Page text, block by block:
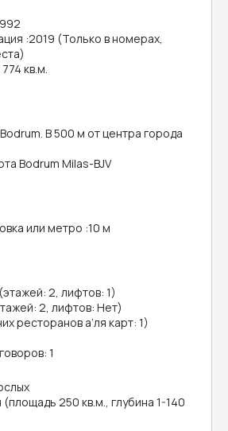
:2019 (Только в номерах,
774 кв.м.
В 500 м от центра города
Bodrum Milas-BJV
или метро :10 м
2, лифтов: 1)
2, лифтов: Нет)
ресторанов а’ля карт: 1)
1
250 кв.м., глубина 1-140